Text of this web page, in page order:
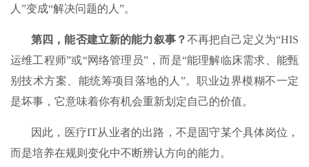
人”变成“解决问题的人”。
第四，能否建立新的能力叙事？不再把自己定义为“HIS
运维工程师”或“网络管理员”，而是“能理解临床需求、能甄
别技术方案、能统筹项目落地的人”。职业边界模糊不一定
是坏事，它意味着你有机会重新划定自己的价值。
因此，医疗IT从业者的出路，不是固守某个具体岗位，
而是培养在规则变化中不断辨认方向的能力。